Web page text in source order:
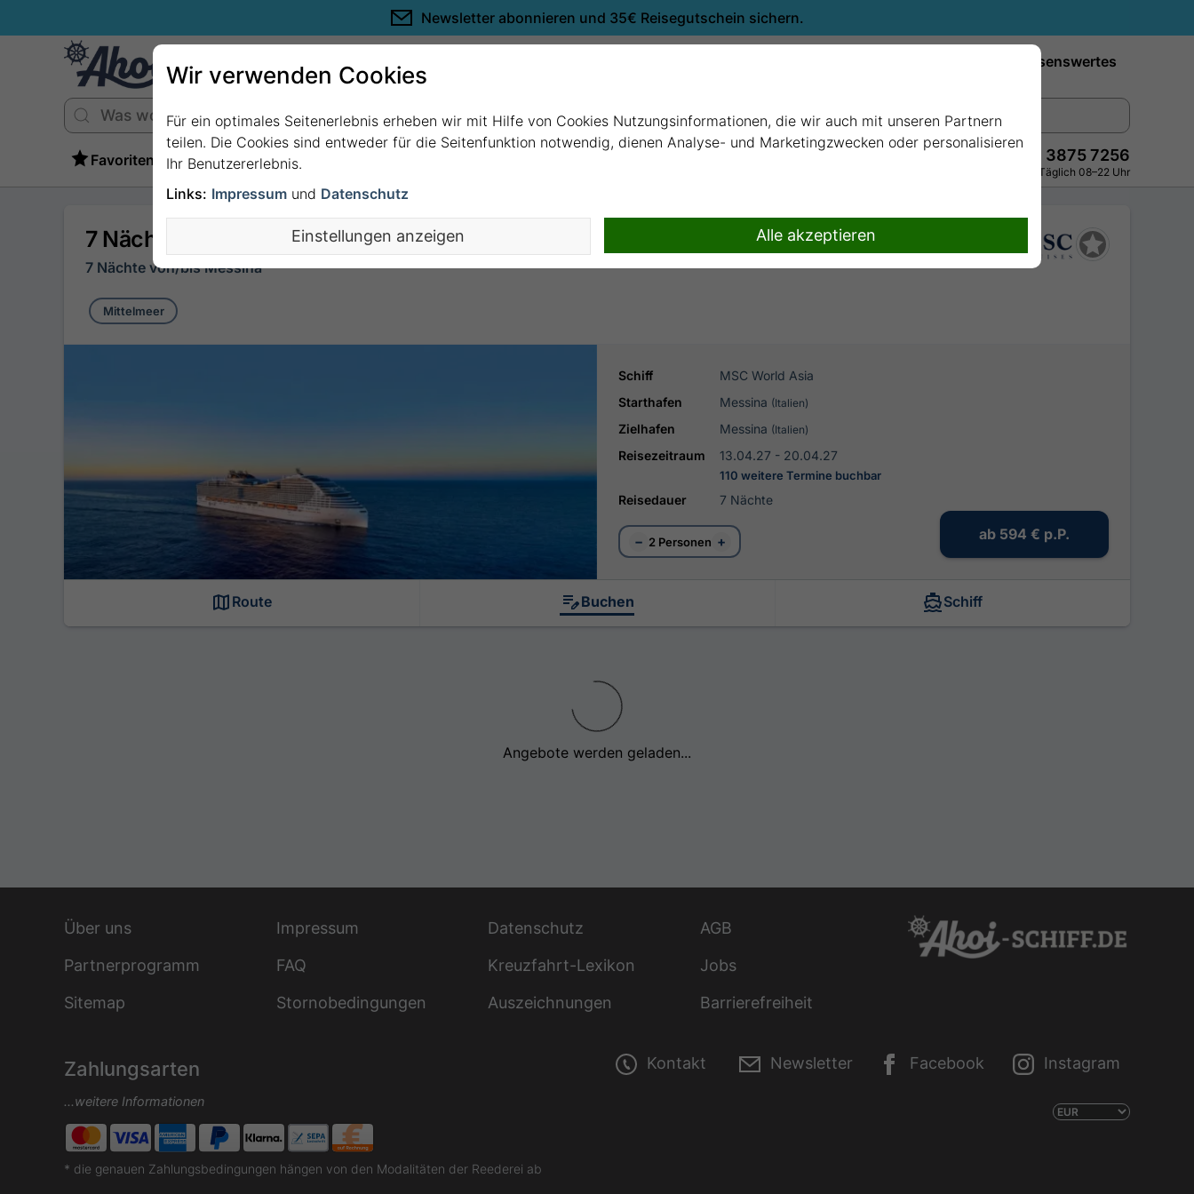
Newsletter abonnieren und 35€ Reisegutschein sichern.
Wissenswertes
Favoriten +49 228 3875 7256
Persönlich · Kostenlos · Täglich 08–22 Uhr
7 Nächte Mittelmeer ab/bis Messina mit MSC World Asia
7 Nächte von/bis Messina
Mittelmeer
Schiff
MSC World Asia
Starthafen
Messina (Italien)
Zielhafen Messina (Italien)
Reisezeitraum 13.04.27 - 20.04.27
110 weitere Termine buchbar
Reisedauer 7 Nächte
− 2 Personen + ab 594 € p.P.
Route Buchen Schiff
Angebote werden geladen...
Über uns Impressum Datenschutz
AGB
Partnerprogramm
FAQ Kreuzfahrt-Lexikon
Jobs
Sitemap
Stornobedingungen Auszeichnungen Barrierefreiheit
Zahlungsarten
...weitere Informationen
* die genauen Zahlungsbedingungen hängen von den Modalitäten der Reederei ab
Kontakt Newsletter Facebook Instagram
Wir verwenden Cookies
Für ein optimales Seitenerlebnis erheben wir mit Hilfe von Cookies Nutzungsinformationen, die wir auch mit unseren Partnern
teilen. Die Cookies sind entweder für die Seitenfunktion notwendig, dienen Analyse- und Marketingzwecken oder personalisieren
Ihr Benutzererlebnis.
Links: Impressum und Datenschutz
Einstellungen anzeigen Alle akzeptieren